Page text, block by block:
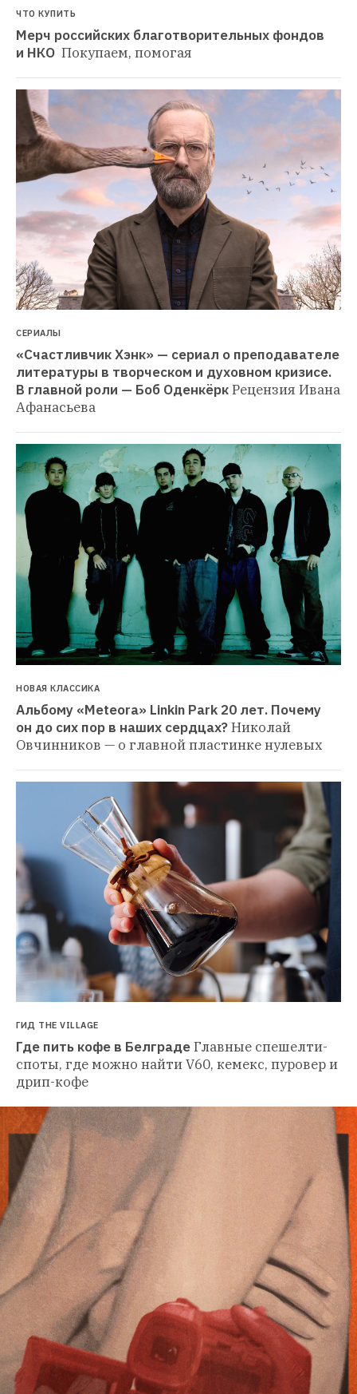
ЧТО КУПИТЬ
Мерч российских благотворительных фондов
и НКО Покупаем, помогая
СЕРИАЛЫ
«Счастливчик Хэнк» — сериал о преподавателе
литературы в творческом и духовном кризисе.
В главной роли — Боб ОденкёркРецензия Ивана
Афанасьева
НОВАЯ КЛАССИКА
Альбому «Meteora» Linkin Park 20 лет. Почему
он до сих пор в наших сердцах?Николай
Овчинников — о главной пластинке нулевых
ГИД THE VILLAGE
Где пить кофе в БелградеГлавные спешелти-
споты, где можно найти V60, кемекс, пуровер и
дрип-кофе